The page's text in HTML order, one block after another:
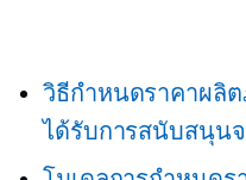
วิธีกำหนดราคาผ
ได้รับการสนับสนุน